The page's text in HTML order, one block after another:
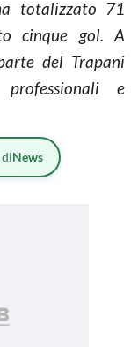
totalizzato 71
cinque gol. A
del Trapani
e
News